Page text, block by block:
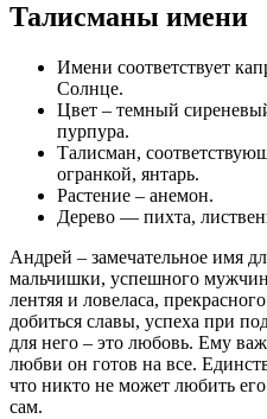
Талисманы имени
Имени соответствует
Солнце.
Цвет – темный
пурпура.
Талисман,
огранкой, янтарь.
Растение – анемон.
Дерево — пихта,
Андрей – замечательное имя
мальчишки, успешного
лентяя и ловеласа,
добиться славы, успеха при
для него – это любовь. Ему
любви он готов на все.
что никто не может любить
сам.